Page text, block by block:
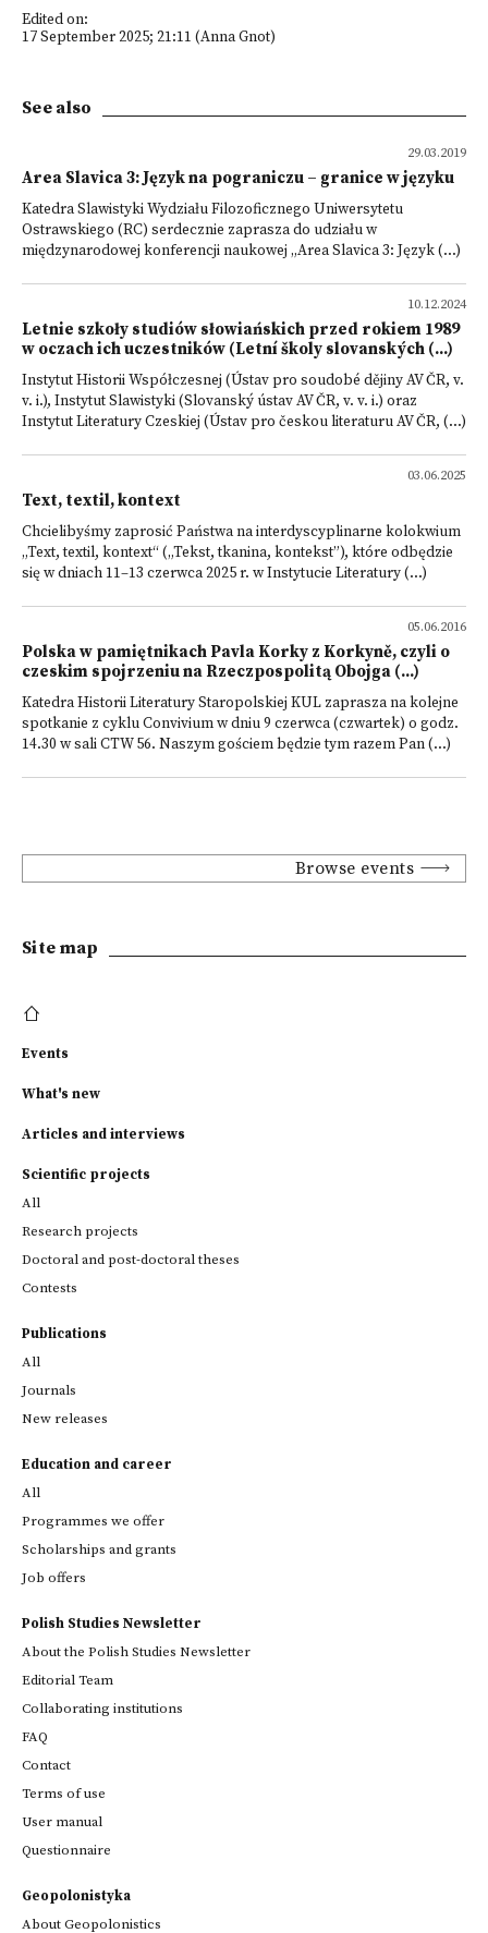
Edited on:
17 September 2025; 21:11 (Anna Gnot)
See also
29.03.2019
Area Slavica 3: Język na pograniczu – granice w języku
Katedra Slawistyki Wydziału Filozoficznego Uniwersytetu
Ostrawskiego (RC) serdecznie zaprasza do udziału w
międzynarodowej konferencji naukowej „Area Slavica 3: Język (...)
10.12.2024
Letnie szkoły studiów słowiańskich przed rokiem 1989
w oczach ich uczestników (Letní školy slovanských (...)
Instytut Historii Współczesnej (Ústav pro soudobé dějiny AV ČR, v.
v. i.), Instytut Slawistyki (Slovanský ústav AV ČR, v. v. i.) oraz
Instytut Literatury Czeskiej (Ústav pro českou literaturu AV ČR, (...)
03.06.2025
Text, textil, kontext
Chcielibyśmy zaprosić Państwa na interdyscyplinarne kolokwium
„Text, textil, kontext“ („Tekst, tkanina, kontekst”), które odbędzie
się w dniach 11–13 czerwca 2025 r. w Instytucie Literatury (...)
05.06.2016
Polska w pamiętnikach Pavla Korky z Korkyně, czyli o
czeskim spojrzeniu na Rzeczpospolitą Obojga (...)
Katedra Historii Literatury Staropolskiej KUL zaprasza na kolejne
spotkanie z cyklu Convivium w dniu 9 czerwca (czwartek) o godz.
14.30 w sali CTW 56. Naszym gościem będzie tym razem Pan (...)
Browse events
Site map
Events
What's new
Articles and interviews
Scientific projects
All
Research projects
Doctoral and post-doctoral theses
Contests
Publications
All
Journals
New releases
Education and career
All
Programmes we offer
Scholarships and grants
Job offers
Polish Studies Newsletter
About the Polish Studies Newsletter
Editorial Team
Collaborating institutions
FAQ
Contact
Terms of use
User manual
Questionnaire
Geopolonistyka
About Geopolonistics